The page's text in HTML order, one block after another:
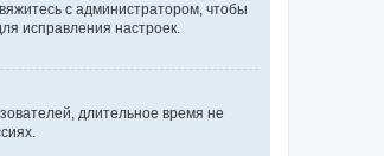
с администратором, чтобы
исправления настроек.
длительное время не